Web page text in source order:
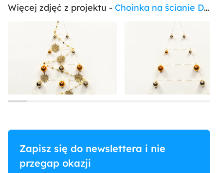
Więcej zdjęć z projektu - Choinka na ścianie DiY
Zapisz się do newslettera i nie
przegap okazji